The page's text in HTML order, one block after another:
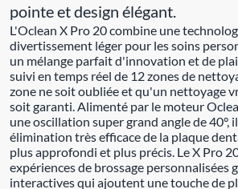
pointe et design élégant.
L'Oclean X Pro 20 combine une
divertissement léger pour les soins
un mélange parfait d'innovation et de
suivi en temps réel de 12 zones de
zone ne soit oubliée et qu'un nettoyage
soit garanti. Alimenté par le moteur
une oscillation super grand angle de 40°,
élimination très efficace de la plaque
plus approfondi et plus précis. Le X Pro
expériences de brossage personnalisées
interactives qui ajoutent une touche de